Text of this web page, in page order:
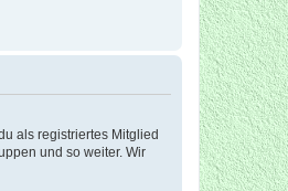
als registriertes Mitglied
und so weiter. Wir